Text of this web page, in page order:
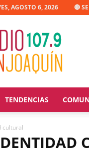
AGOSTO 6, 2026 🔴
Radio
TENDENCIAS
cultural